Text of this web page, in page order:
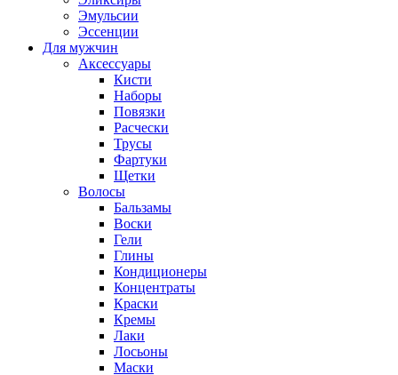
Эмульсии
Эссенции
Для мужчин
Аксессуары
Кисти
Наборы
Повязки
Расчески
Трусы
Фартуки
Щетки
Волосы
Бальзамы
Воски
Гели
Глины
Кондиционеры
Концентраты
Краски
Кремы
Лаки
Лосьоны
Маски